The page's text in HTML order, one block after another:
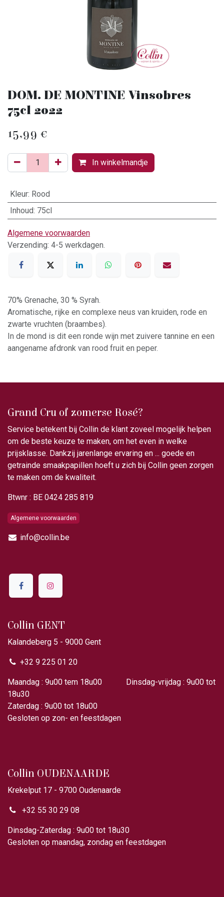
DOM. DE MONTINE Vinsobres
75cl 2022
15,99 €
In winkelmandje
Kleur: Rood
Inhoud: 75cl
Algemene voorwaarden
Verzending: 4-5 werkdagen.
70% Grenache, 30 % Syrah.
Aromatische, rijke en complexe neus van kruiden, rode en
zwarte vruchten (braambes).
In de mond is dit een ronde wijn met zuivere tannine en een
aangename afdronk van rood fruit en peper.
Grand Cru of zomerse Rosé?
Service betekent bij Collin de klant zoveel mogelijk helpen
om de beste keuze te maken, om het even in welke
prijsklasse. Dankzij jarenlange ervaring en ... goede en
getrainde smaakpapillen hoeft u zich bij Collin geen zorgen
te maken om de kwaliteit.
Btwnr : BE 0424 285 819
Algemene voorwaarden
info@collin.be
Collin GENT
Kalandeberg 5 - 9000 Gent​
+32 9 225 01 20
Maandag : 9u00 tem 18u00 Dinsdag-vrijdag : 9u00 tot
18u30
Zaterdag : 9u00 tot 18u00
Gesloten op zon- en feestdagen
Collin OUDENAARDE
Krekelput 17 - 9700 Oudenaarde
+32 55 30 29 08
Dinsdag-Zaterdag : 9u00 tot 18u30
Gesloten op maandag, zondag en feestdagen